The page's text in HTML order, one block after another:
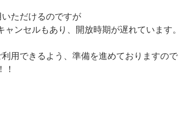
ただけるのですが
ンセルもあり、開放時期が遅れています。
用できるよう、準備を進めておりますので
！